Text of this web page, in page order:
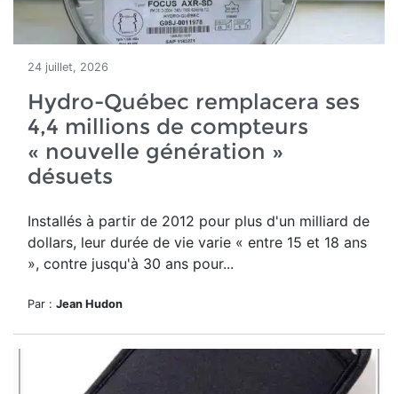
24 juillet, 2026
Hydro-Québec remplacera ses
4,4 millions de compteurs
« nouvelle génération »
désuets
Installés à partir de 2012 pour plus d'un milliard de
dollars, leur durée de vie varie « entre 15 et 18 ans
», contre jusqu'à 30 ans pour...
Par : Jean Hudon